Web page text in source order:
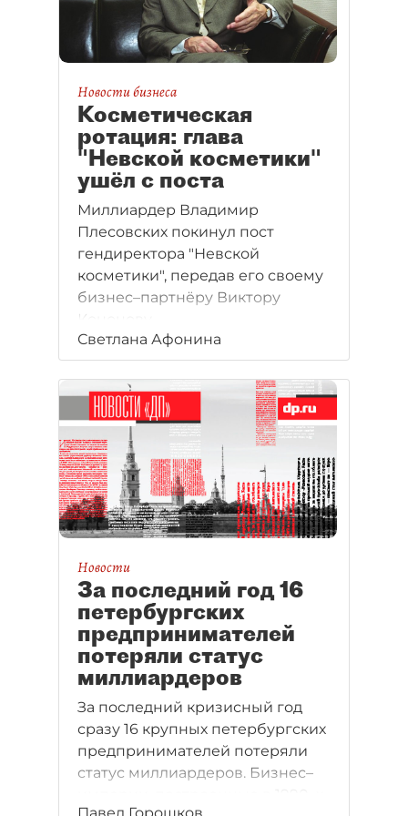
Новости бизнеса
Косметическая
ротация: глава
"Невской косметики"
ушёл с поста
Миллиардер Владимир
Плесовских покинул пост
гендиректора "Невской
косметики", передав его своему
бизнес–партнёру Виктору
Кононову.
Светлана Афонина
Новости
За последний год 16
петербургских
предпринимателей
потеряли статус
миллиардеров
За последний кризисный год
сразу 16 крупных петербургских
предпринимателей потеряли
статус миллиардеров. Бизнес–